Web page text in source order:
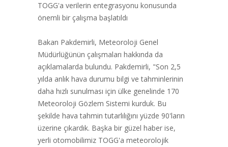
TOGG'a verilerin entegrasyonu konusunda
önemli bir çalışma başlatıldı
Bakan Pakdemirli, Meteoroloji Genel
Müdürlüğünün çalışmaları hakkında da
açıklamalarda bulundu. Pakdemirli, "Son 2,5
yılda anlık hava durumu bilgi ve tahminlerinin
daha hızlı sunulması için ülke genelinde 170
Meteoroloji Gözlem Sistemi kurduk. Bu
şekilde hava tahmin tutarlılığını yüzde 90'ların
üzerine çıkardık. Başka bir güzel haber ise,
yerli otomobilimiz TOGG'a meteorolojik